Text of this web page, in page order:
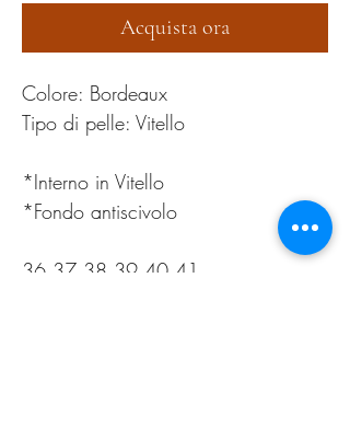
Acquista ora
Colore: Bordeaux
Tipo di pelle: Vitello
*Interno in Vitello
*Fondo antiscivolo
36,37,38,39,40,41